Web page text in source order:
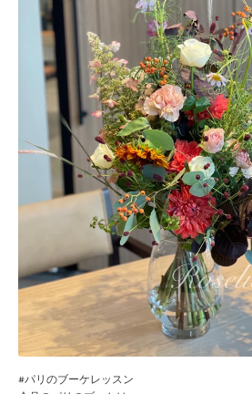
#パリのブーケレッスン